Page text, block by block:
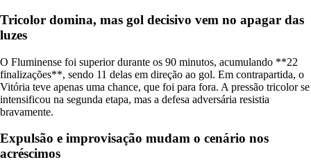
Tricolor domina, mas gol decisivo vem no apagar das
luzes
O Fluminense foi superior durante os 90 minutos, acumulando **22
finalizações**, sendo 11 delas em direção ao gol. Em contrapartida, o
Vitória teve apenas uma chance, que foi para fora. A pressão tricolor se
intensificou na segunda etapa, mas a defesa adversária resistia
bravamente.
Expulsão e improvisação mudam o cenário nos
acréscimos